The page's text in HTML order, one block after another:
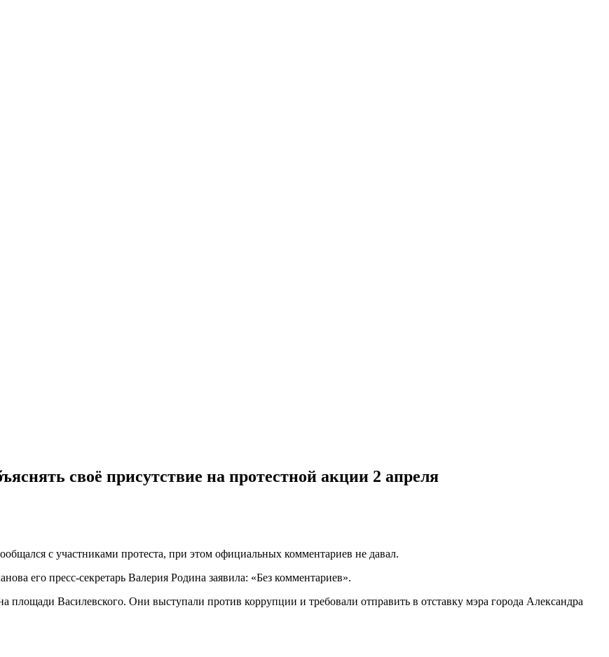
своё присутствие на протестной акции 2 апреля
с участниками протеста, при этом официальных комментариев не давал.
его пресс-секретарь Валерия Родина заявила: «Без комментариев».
площади Василевского. Они выступали против коррупции и требовали отправить в отставку мэра города Александра